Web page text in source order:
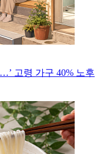
고령 가구 40% 노후